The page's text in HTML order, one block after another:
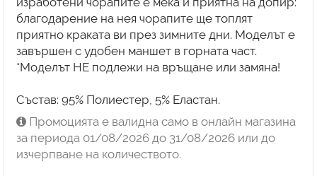
благодарение на нея чорапите ще топлят
приятно краката ви през зимните дни. Моделът е
завършен с удобен маншет в горната част.
*Моделът НЕ подлежи на връщане или замяна!
Състав: 95% Полиестер, 5% Еластан.
Промоцията е валидна само в онлайн магазина
за периода 01/08/2026 до 31/08/2026 или до
изчерпване на количеството.